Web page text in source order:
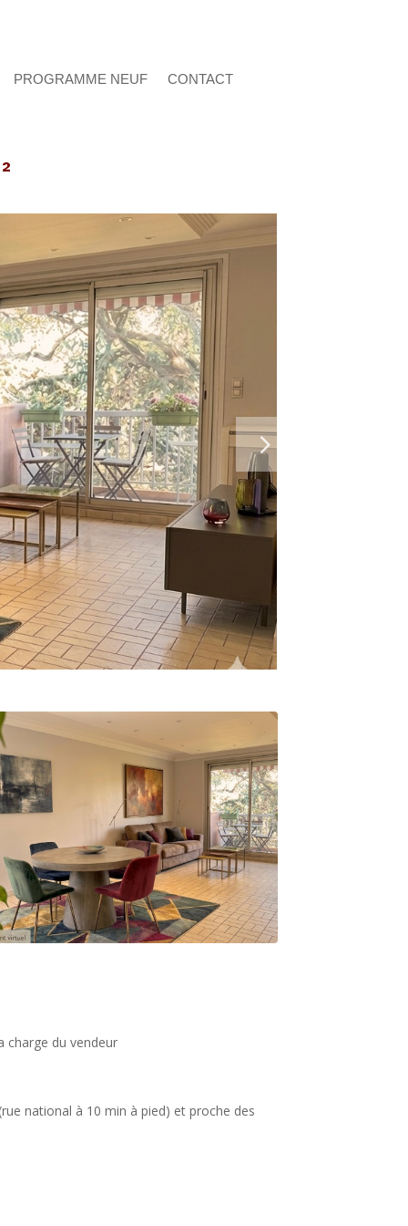
PROGRAMME NEUF CONTACT
charge du vendeur
national à 10 min à pied) et proche des